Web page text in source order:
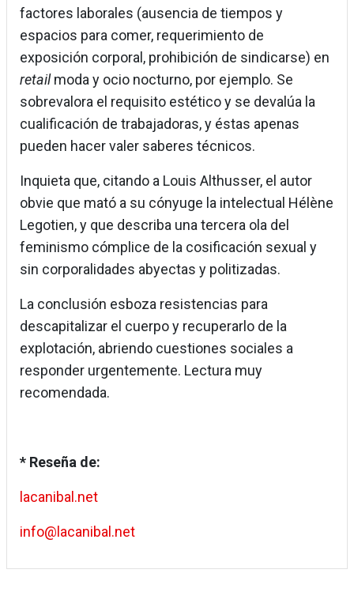
factores laborales (ausencia de tiempos y
espacios para comer, requerimiento de
exposición corporal, prohibición de sindicarse) en
retailmoda y ocio nocturno, por ejemplo. Se
sobrevalora el requisito estético y se devalúa la
cualificación de trabajadoras, y éstas apenas
pueden hacer valer saberes técnicos.
Inquieta que, citando a Louis Althusser, el autor
obvie que mató a su cónyuge la intelectual Hélène
Legotien, y que describa una tercera ola del
feminismo cómplice de la cosificación sexual y
sin corporalidades abyectas y politizadas.
La conclusión esboza resistencias para
descapitalizar el cuerpo y recuperarlo de la
explotación, abriendo cuestiones sociales a
responder urgentemente. Lectura muy
recomendada.
* Reseña de:
lacanibal.net
info@lacanibal.net